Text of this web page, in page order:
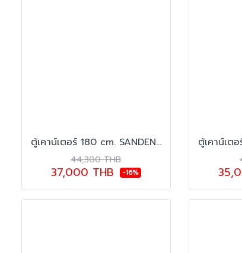
ตู้เคาน์เตอร์ 180 cm. SANDEN รุ่น SCC-1803GL
44,300 THB
37,000 THB -16%